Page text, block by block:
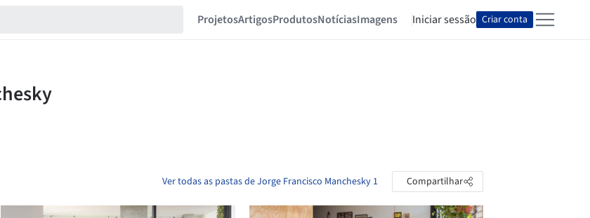
ProjetosArtigosProdutosNotíciasImagens Iniciar sessão Criar conta
Ver todas as pastas de Jorge Francisco Manchesky 1 Compartilhar